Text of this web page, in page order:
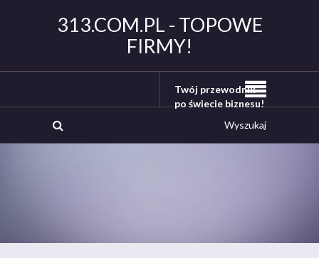
313.COM.PL - TOPOWE
FIRMY!
Twój przewodnik
po świecie biznesu!